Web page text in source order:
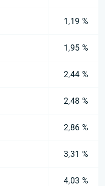
1,19 %
1,95 %
2,44 %
2,48 %
2,86 %
3,31 %
4,03 %